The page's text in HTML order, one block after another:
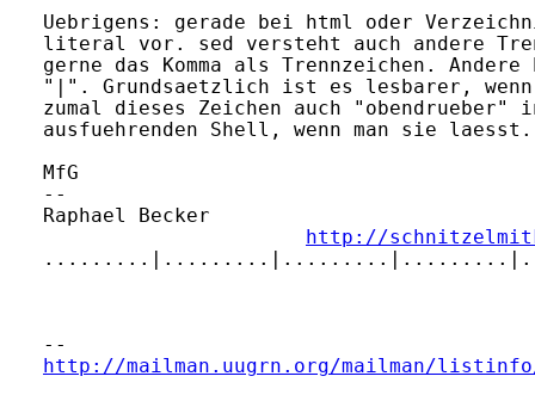
Uebrigens: gerade bei html oder
literal vor. sed versteht auch andere
gerne das Komma als Trennzeichen.
"|". Grundsaetzlich ist es lesbarer,
zumal dieses Zeichen auch
ausfuehrenden Shell, wenn man sie laesst.
MfG
--
Raphael
http://
http://mailman.uugrn.org/mailman/